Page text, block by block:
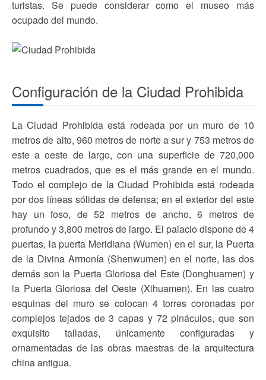
turistas. Se puede considerar como el museo más
ocupado del mundo.
Configuración de la Ciudad Prohibida
La Ciudad Prohibida está rodeada por un muro de 10
metros de alto, 960 metros de norte a sur y 753 metros de
este a oeste de largo, con una superficie de 720,000
metros cuadrados, que es el más grande en el mundo.
Todo el complejo de la Ciudad Prohibida está rodeada
por dos líneas sólidas de defensa; en el exterior del este
hay un foso, de 52 metros de ancho, 6 metros de
profundo y 3,800 metros de largo. El palacio dispone de 4
puertas, la puerta Meridiana (Wumen) en el sur, la Puerta
de la Divina Armonía (Shenwumen) en el norte, las dos
demás son la Puerta Gloriosa del Este (Donghuamen) y
la Puerta Gloriosa del Oeste (Xihuamen). En las cuatro
esquinas del muro se colocan 4 torres coronadas por
complejos tejados de 3 capas y 72 pináculos, que son
exquisito talladas, únicamente configuradas y
ornamentadas de las obras maestras de la arquitectura
china antigua.